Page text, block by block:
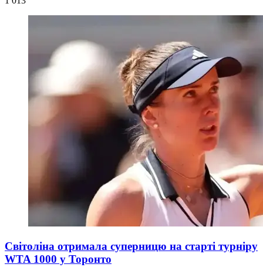
Світоліна отримала суперницю на старті турніру
WTA 1000 у Торонто